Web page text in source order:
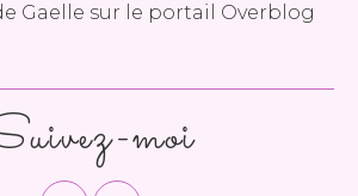
Gaelle sur le portail Overblog
moi